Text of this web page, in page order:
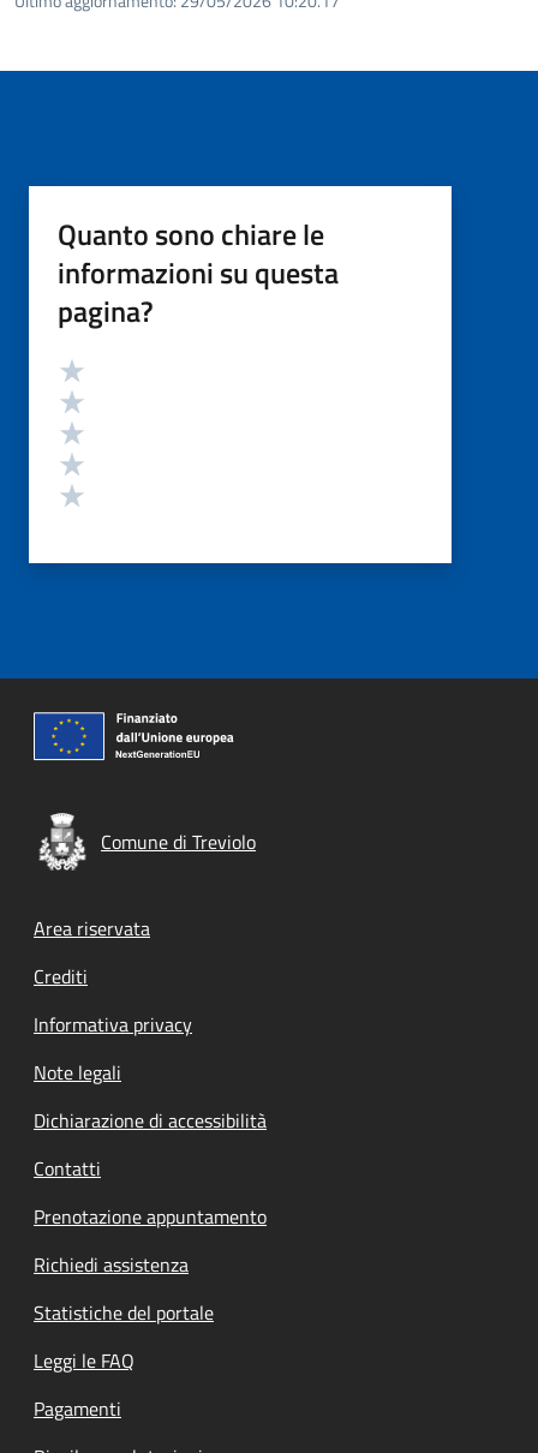
Quanto sono chiare le
informazioni su questa
pagina?
Valutazione
Comune di Treviolo
Footer menu
Area riservata
Crediti
Informativa privacy
Note legali
Dichiarazione di accessibilità
Contatti
Prenotazione appuntamento
Richiedi assistenza
Statistiche del portale
Leggi le FAQ
Pagamenti